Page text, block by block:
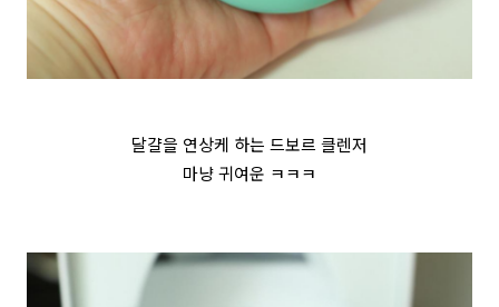
달걀을 연상케 하는 드보르 클렌저
마냥 귀여운 ㅋㅋㅋ